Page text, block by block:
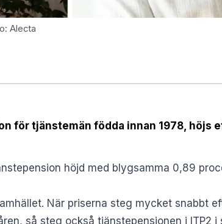
Alecta
för tjänstemän födda innan 1978, höjs
höjd med blygsamma 0,89
När priserna steg mycket snabbt
så steg också tjänstepensionen i ITP2 i